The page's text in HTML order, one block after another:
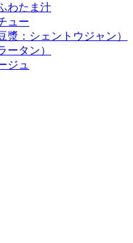
わたま汁
ュー
漿：シェントウジャン）
ータン）
ジュ